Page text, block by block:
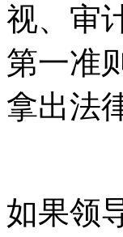
视、审
第一准
拿出法
如果领